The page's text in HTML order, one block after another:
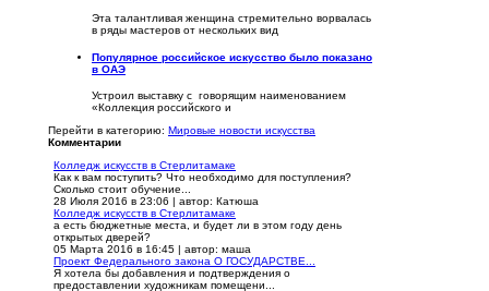
Эта талантливая женщина стремительно ворвалась
в ряды мастеров от нескольких вид
Популярное российское искусство было показано
в ОАЭ
Устроил выставку с говорящим наименованием
«Коллекция российского и
Перейти в категорию: Мировые новости искусства
Комментарии
Колледж искусств в Стерлитамаке
Как к вам поступить? Что необходимо для поступления?
Сколько стоит обучение...
28 Июля 2016 в 23:06 | автор: Катюша
Колледж искусств в Стерлитамаке
а есть бюджетные места, и будет ли в этом году день
открытых дверей?
05 Марта 2016 в 16:45 | автор: маша
Проект Федерального закона О ГОСУДАРСТВЕ...
Я хотела бы добавления и подтверждения о
предоставлении художникам помещени...